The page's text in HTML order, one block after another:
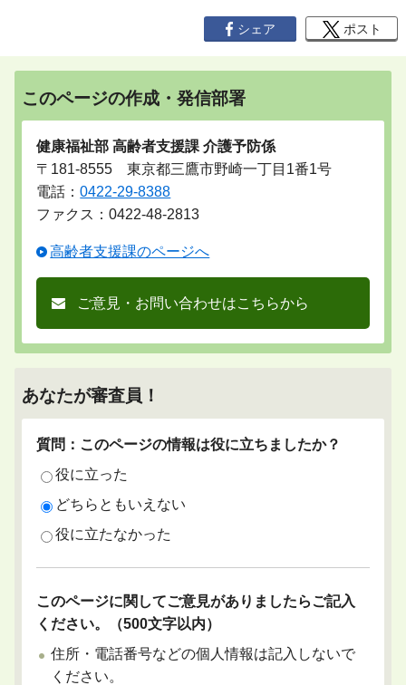
シェア ポスト
このページの作成・発信部署
健康福祉部 高齢者支援課 介護予防係
〒181-8555 東京都三鷹市野崎一丁目1番1号
電話：0422-29-8388
ファクス：0422-48-2813
高齢者支援課のページへ
ご意見・お問い合わせはこちらから
あなたが審査員！
質問：このページの情報は役に立ちましたか？
役に立った
どちらともいえない
役に立たなかった
このページに関してご意見がありましたらご記入
ください。（500文字以内）
住所・電話番号などの個人情報は記入しないで
ください。